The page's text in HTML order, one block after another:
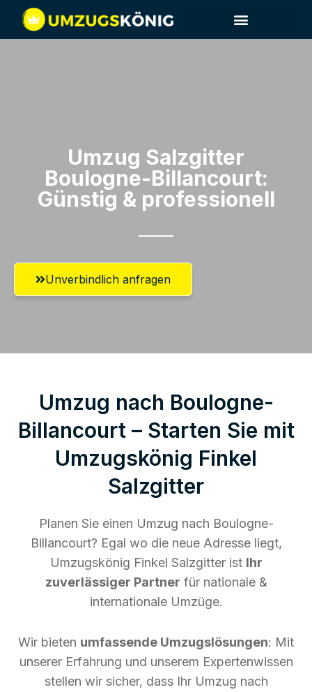
Umzug Salzgitter​
Boulogne-Billancourt:
Günstig & professionell​
Unverbindlich anfragen
Umzug nach Boulogne-
Billancourt – Starten Sie mit
Umzugskönig Finkel
Salzgitter
Planen Sie einen Umzug nach Boulogne-
Billancourt? Egal wo die neue Adresse liegt,
Umzugskönig Finkel Salzgitter ist Ihr
zuverlässiger Partner für nationale &
internationale Umzüge.
Wir bieten umfassende Umzugslösungen: Mit
unserer Erfahrung und unserem Expertenwissen
stellen wir sicher, dass Ihr Umzug nach